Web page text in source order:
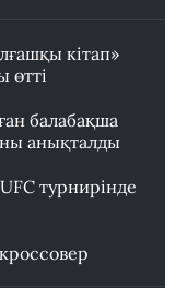
кітап»
өтті
балабақша
анықталды
турнирінде